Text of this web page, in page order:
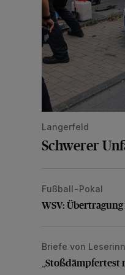
Langerfeld
Schwerer
WSV:
Fußball-Pokal
WSV:
„Stoßdämpfertest
Briefe von